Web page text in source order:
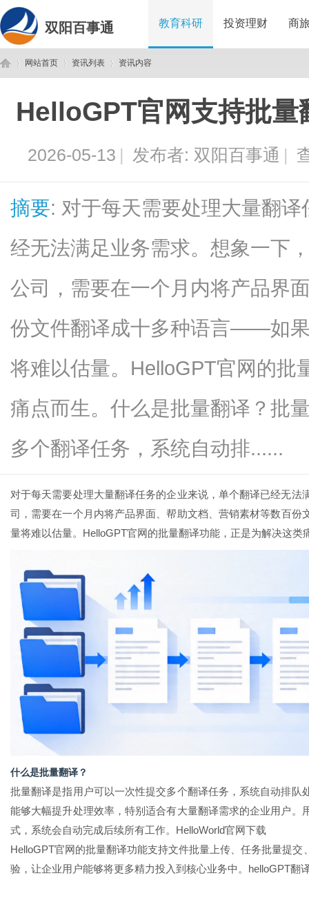
双阳百事通 教育科研 投资理财 商
网站首页
›
资讯列表
›
资讯内容
HelloGPT官网支持批量
2026-05-13 | 发布者: 双阳百事通 |
摘要: 对于每天需要处理大量翻
经无法满足业务需求。想象一下
公司，需要在一个月内将产品界
份文件翻译成十多种语言——如
将难以估量。HelloGPT官网的批
痛点而生。什么是批量翻译？批
多个翻译任务，系统自动排......
对于每天需要处理大量翻译任务的企业来说，单个翻译已经无
司，需要在一个月内将产品界面、帮助文档、营销素材等数百
量将难以估量。
HelloGPT官网 的批量翻译功能，正是为解决这类
什么是批量翻译？
批量翻译是指用户可以一次性提交多个翻译任务，系统自动排
能够大幅提升处理效率，特别适合有大量翻译需求的企业用户
式，系统会自动完成后续所有工作。
HelloWorld官网下载
HelloGPT官网 的批量翻译功能支持文件批量上传、任务批量提
验，让企业用户能够将更多精力投入到核心业务中。
helloGPT翻